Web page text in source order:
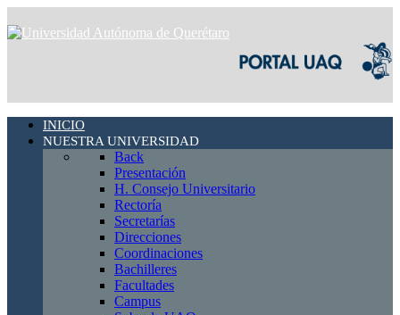
INICIO
NUESTRA UNIVERSIDAD
Back
Presentación
H. Consejo Universitario
Rectoría
Secretarías
Direcciones
Coordinaciones
Bachilleres
Facultades
Campus